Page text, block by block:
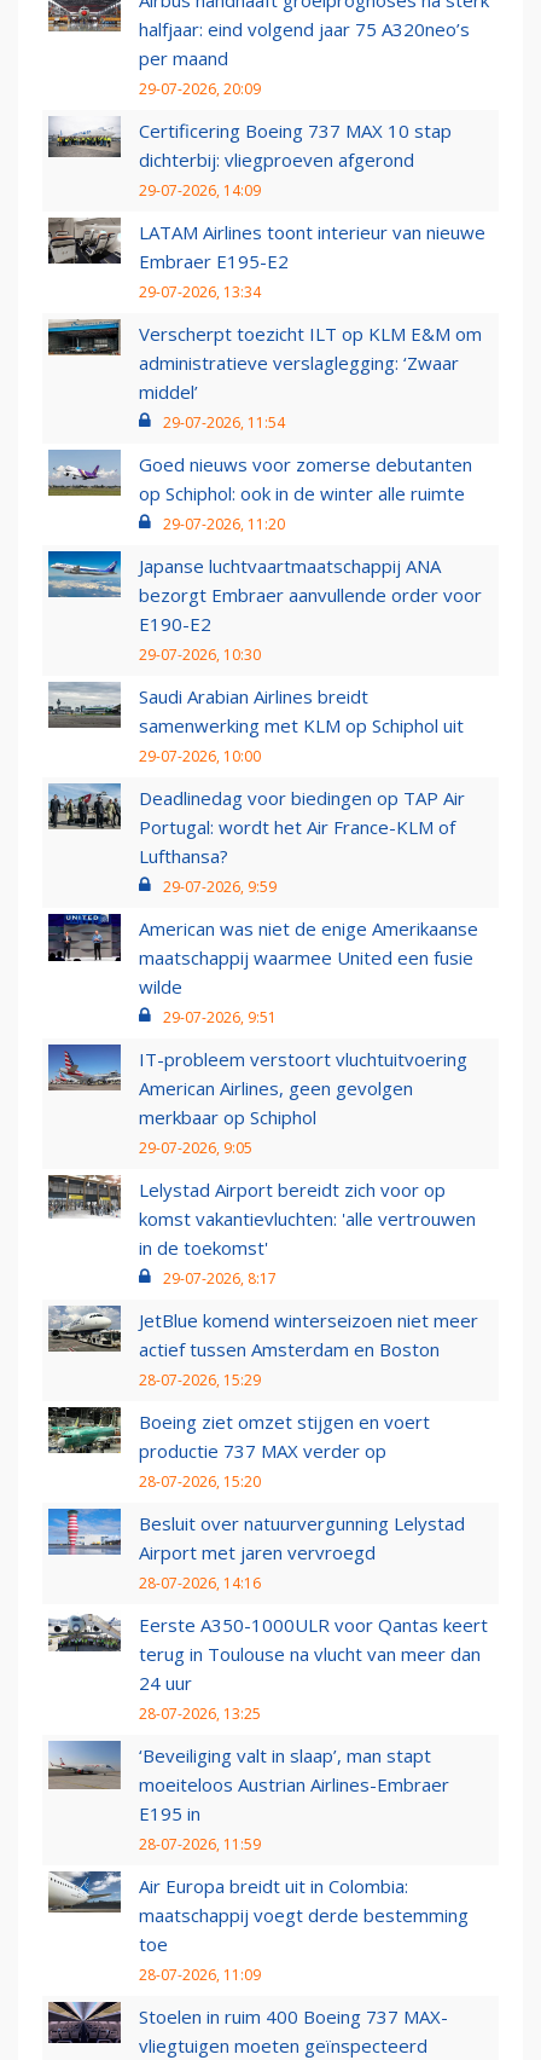
halfjaar: eind volgend jaar 75 A320neo’s
per maand
29-07-2026, 20:09
Certificering Boeing 737 MAX 10 stap
dichterbij: vliegproeven afgerond
29-07-2026, 14:09
LATAM Airlines toont interieur van nieuwe
Embraer E195-E2
29-07-2026, 13:34
Verscherpt toezicht ILT op KLM E&M om
administratieve verslaglegging: ‘Zwaar
middel’
29-07-2026, 11:54
Goed nieuws voor zomerse debutanten
op Schiphol: ook in de winter alle ruimte
29-07-2026, 11:20
Japanse luchtvaartmaatschappij ANA
bezorgt Embraer aanvullende order voor
E190-E2
29-07-2026, 10:30
Saudi Arabian Airlines breidt
samenwerking met KLM op Schiphol uit
29-07-2026, 10:00
Deadlinedag voor biedingen op TAP Air
Portugal: wordt het Air France-KLM of
Lufthansa?
29-07-2026, 9:59
American was niet de enige Amerikaanse
maatschappij waarmee United een fusie
wilde
29-07-2026, 9:51
IT-probleem verstoort vluchtuitvoering
American Airlines, geen gevolgen
merkbaar op Schiphol
29-07-2026, 9:05
Lelystad Airport bereidt zich voor op
komst vakantievluchten: 'alle vertrouwen
in de toekomst'
29-07-2026, 8:17
JetBlue komend winterseizoen niet meer
actief tussen Amsterdam en Boston
28-07-2026, 15:29
Boeing ziet omzet stijgen en voert
productie 737 MAX verder op
28-07-2026, 15:20
Besluit over natuurvergunning Lelystad
Airport met jaren vervroegd
28-07-2026, 14:16
Eerste A350-1000ULR voor Qantas keert
terug in Toulouse na vlucht van meer dan
24 uur
28-07-2026, 13:25
‘Beveiliging valt in slaap’, man stapt
moeiteloos Austrian Airlines-Embraer
E195 in
28-07-2026, 11:59
Air Europa breidt uit in Colombia:
maatschappij voegt derde bestemming
toe
28-07-2026, 11:09
Stoelen in ruim 400 Boeing 737 MAX-
vliegtuigen moeten geïnspecteerd